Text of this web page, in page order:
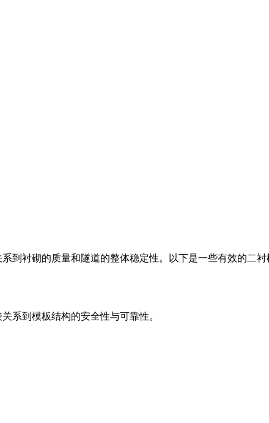
到衬砌的质量和隧道的整体稳定性。以下是一些有效的二衬
系到模板结构的安全性与可靠性。